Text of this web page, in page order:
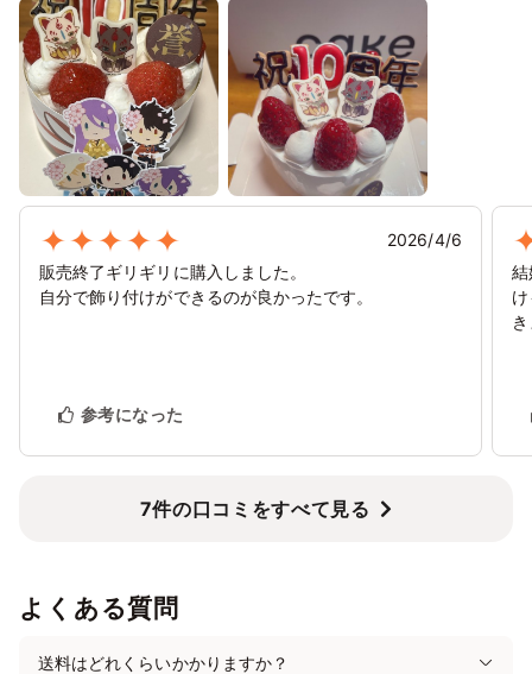
2026/4/6
販売終了ギリギリに購入しました。
自分で飾り付けができるのが良かったです。
参考になった
結
7件の口コミをすべて見る
よくある質問
送料はどれくらいかかりますか？